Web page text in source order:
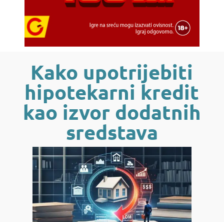
Kako upotrijebiti
hipotekarni kredit
kao izvor dodatnih
sredstava